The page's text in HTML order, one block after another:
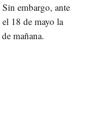
embargo, ante
el 18 de mayo la
mañana.